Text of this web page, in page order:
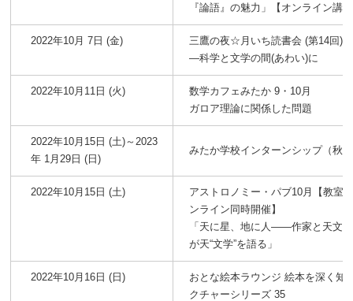
『論語』の魅力」【オンライン講
2022年10月 7日 (金)
三鷹の夜☆月いち読書会 (第14回)
―科学と文学の間(あわい)に
2022年10月11日 (火)
数学カフェみたか 9・10月
ガロア理論に関係した問題
2022年10月15日 (土)～2023
年 1月29日 (日)
みたか学校インターンシップ（秋
2022年10月15日 (土)
アストロノミー・パブ10月【教室
ンライン同時開催】
「天に星、地に人――作家と天文
が天“文学”を語る」
2022年10月16日 (日)
おとな絵本ラウンジ 絵本を深く知
クチャーシリーズ 35